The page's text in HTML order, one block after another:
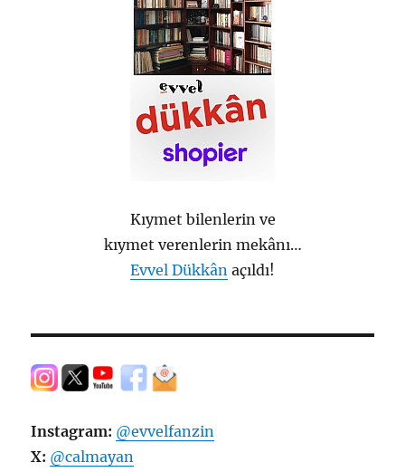
Kıymet bilenlerin ve
kıymet verenlerin mekânı…
Evvel Dükkân açıldı!
Instagram: @evvelfanzin
X: @calmayan